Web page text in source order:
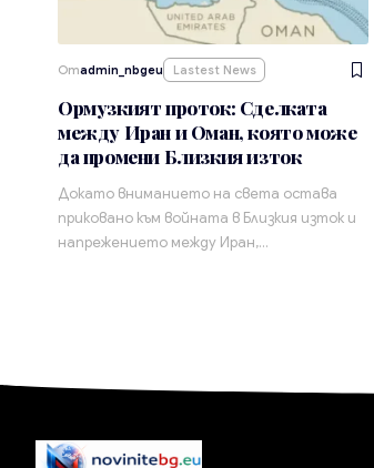
Отadmin_nbgeu Lastest News
Ормузкият проток: Сделката
между Иран и Оман, която може
да промени Близкия изток
Докато вниманието на света остава
приковано към войната в Близкия изток и
напрежението между Иран,…